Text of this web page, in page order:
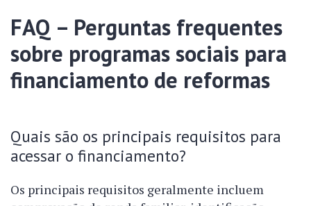
FAQ – Perguntas frequentes
sobre programas sociais para
financiamento de reformas
Quais são os principais requisitos para
acessar o financiamento?
Os principais requisitos geralmente incluem